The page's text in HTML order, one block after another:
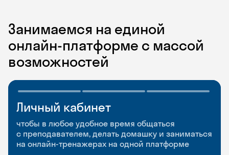
Занимаемся на единой
онлайн-платформе с массой
возможностей
Личный кабинет
чтобы в любое удобное время общаться
с преподавателем, делать домашку и заниматься
на онлайн-тренажерах на одной платформе
Мобильное
приложение
чтобы заниматься и изучать новые слова где
и когда удобно
Разговорные клубы
и Talks
Групповые занятия для разговорной практики
и индивидуальные встречи с преподавателями